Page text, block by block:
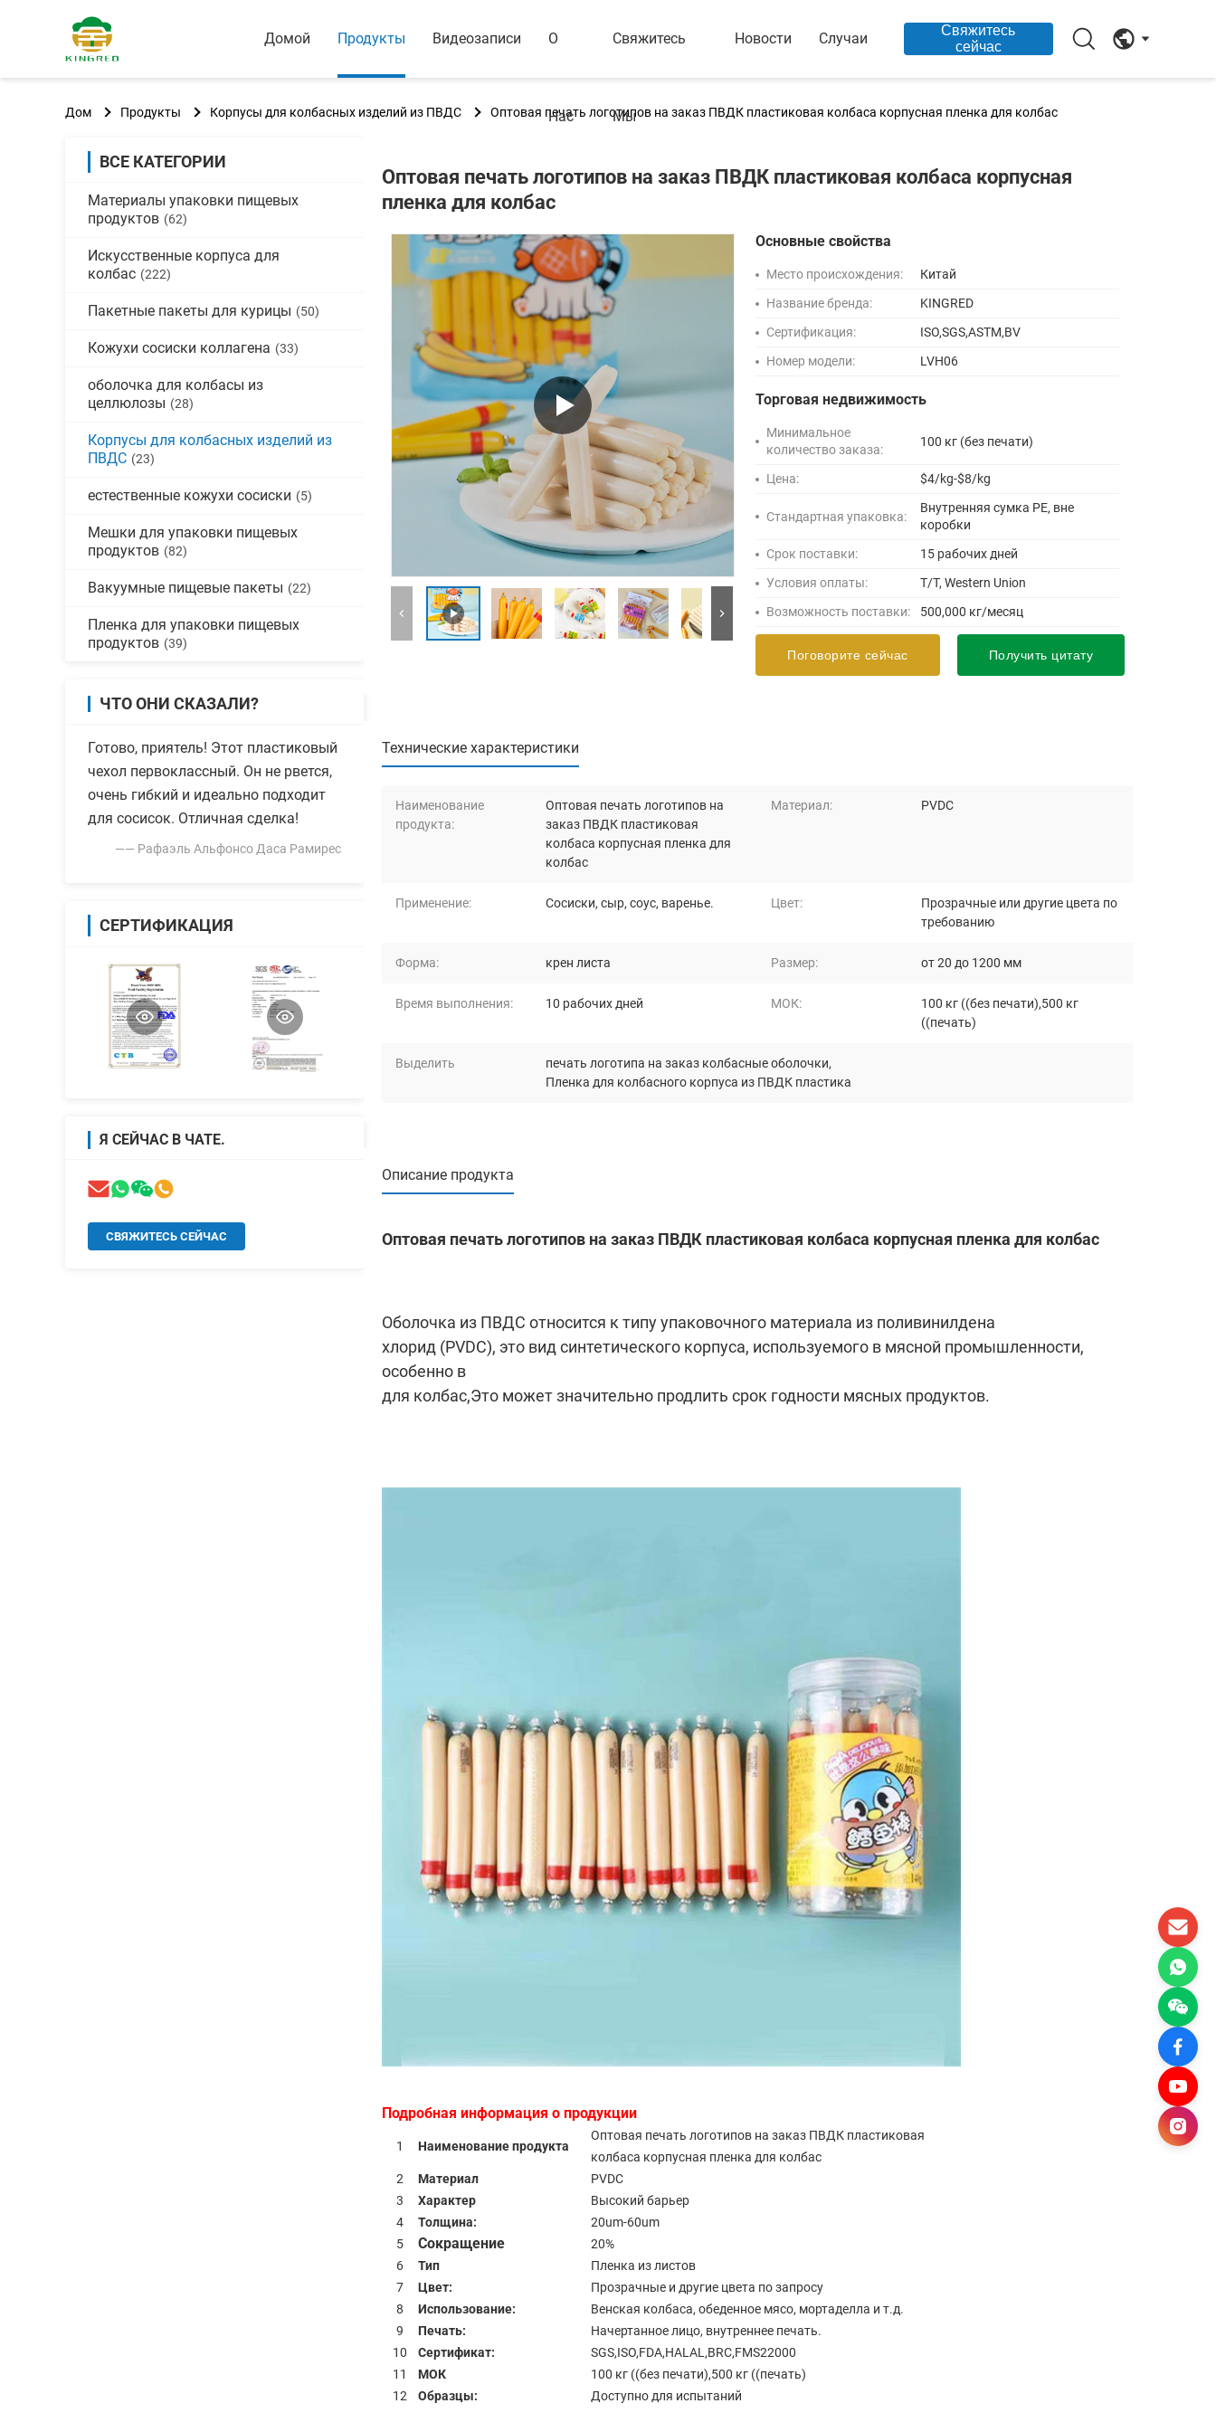
Домой Продукты Видеозаписи О
Нас
Свяжитесь
Мы
Новости Случаи
Свяжитесь
сейчас
Дом Продукты Корпусы для колбасных изделий из ПВДС Оптовая печать логотипов на заказ ПВДК пластиковая колбаса корпусная пленка для колбас
ВСЕ КАТЕГОРИИ
Материалы упаковки пищевых
продуктов (62)
Искусственные корпуса для
колбас (222)
Пакетные пакеты для курицы (50)
Кожухи сосиски коллагена (33)
оболочка для колбасы из
целлюлозы (28)
Корпусы для колбасных изделий из
ПВДС (23)
естественные кожухи сосиски (5)
Мешки для упаковки пищевых
продуктов (82)
Вакуумные пищевые пакеты (22)
Пленка для упаковки пищевых
продуктов (39)
ЧТО ОНИ СКАЗАЛИ?
Готово, приятель! Этот пластиковый
чехол первоклассный. Он не рвется,
очень гибкий и идеально подходит
для сосисок. Отличная сделка!
—— Рафаэль Альфонсо Даса Рамирес
СЕРТИФИКАЦИЯ
Я СЕЙЧАС В ЧАТЕ.
СВЯЖИТЕСЬ СЕЙЧАС
Оптовая печать логотипов на заказ ПВДК пластиковая колбаса корпусная
пленка для колбас
Основные свойства
Место происхождения:
Китай
Название бренда:
KINGRED
Сертификация:
ISO,SGS,ASTM,BV
Номер модели:
LVH06
Торговая недвижимость
Минимальное
количество заказа:
100 кг (без печати)
Цена: $4/kg-$8/kg
Стандартная упаковка:
Внутренняя сумка PE, вне
коробки
Срок поставки:
15 рабочих дней
Условия оплаты:
T/T, Western Union
Возможность поставки:
500,000 кг/месяц
Поговорите сейчас Получить цитату
Технические характеристики
Наименование
продукта:
Оптовая печать логотипов на
заказ ПВДК пластиковая
колбаса корпусная пленка для
колбас
Материал: PVDC
Применение: Сосиски, сыр, соус, варенье. Цвет:
Прозрачные или другие цвета по
требованию
Форма: крен листа Размер: от 20 до 1200 мм
Время выполнения: 10 рабочих дней МОК:
100 кг ((без печати),500 кг
((печать)
Выделить печать логотипа на заказ колбасные оболочки,
Пленка для колбасного корпуса из ПВДК пластика
Описание продукта
Оптовая печать логотипов на заказ ПВДК пластиковая колбаса корпусная пленка для колбас
Оболочка из ПВДС относится к типу упаковочного материала из поливинилдена
хлорид (PVDC), это вид синтетического корпуса, используемого в мясной промышленности,
особенно в
для колбас,Это может значительно продлить срок годности мясных продуктов.
Подробная информация о продукции
1 Наименование продукта
Оптовая печать логотипов на заказ ПВДК пластиковая
колбаса корпусная пленка для колбас
2
Материал
PVDC
3
Характер
Высокий барьер
4
Толщина:
20um-60um
5
Сокращение
20%
6
Тип
Пленка из листов
7
Цвет:
Прозрачные и другие цвета по запросу
8
Использование:
Венская колбаса, обеденное мясо, мортаделла и т.д.
9
Печать:
Начертанное лицо, внутреннее печать.
10
Сертификат:
SGS,ISO,FDA,HALAL,BRC,FMS22000
11
МОК
100 кг ((без печати),500 кг ((печать)
12
Образцы: Доступно для испытаний